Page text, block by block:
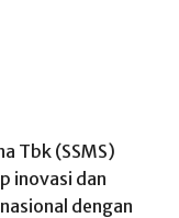
Tbk (SSMS)
inovasi dan
dengan